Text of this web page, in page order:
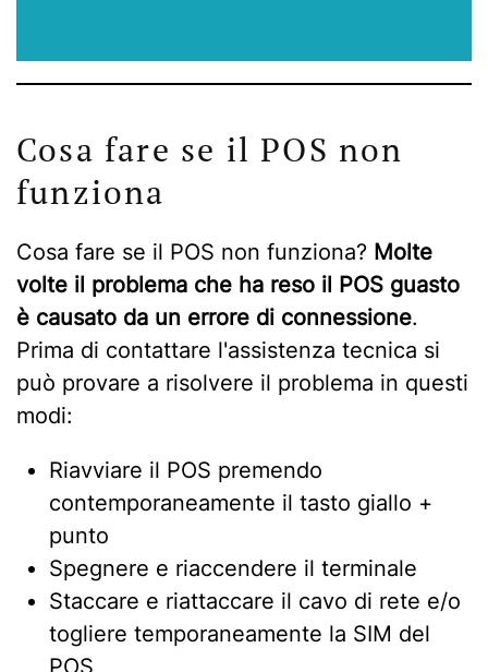
Cosa fare se il POS non
funziona
Cosa fare se il POS non funziona? Molte
volte il problema che ha reso il POS guasto
è causato da un errore di connessione.
Prima di contattare l'assistenza tecnica si
può provare a risolvere il problema in questi
modi:
Riavviare il POS premendo
contemporaneamente il tasto giallo +
punto
Spegnere e riaccendere il terminale
Staccare e riattaccare il cavo di rete e/o
togliere temporaneamente la SIM del
POS